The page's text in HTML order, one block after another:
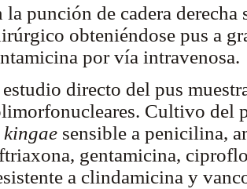
la punción de cadera
obteniéndose pus a
por vía intravenosa.
directo del pus
Cultivo del
kingae sensible a penicilina,
gentamicina,
a clindamicina y